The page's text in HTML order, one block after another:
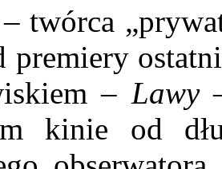
twórca
premiery
– Lawy
kinie od